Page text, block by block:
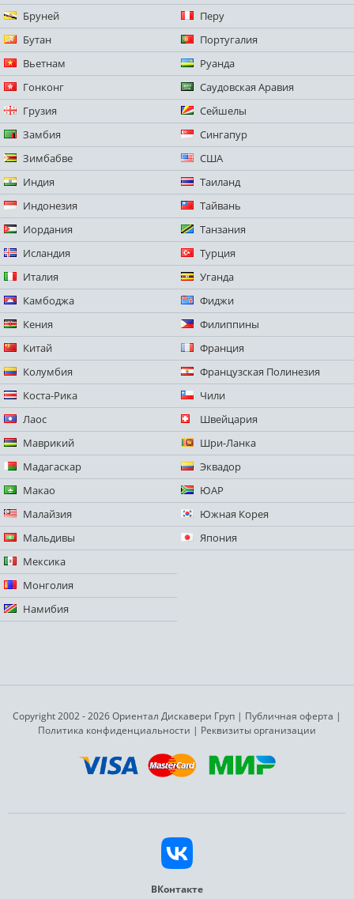
Бруней
Бутан
Вьетнам
Гонконг
Грузия
Замбия
Зимбабве
Индия
Индонезия
Иордания
Исландия
Италия
Камбоджа
Кения
Китай
Колумбия
Коста-Рика
Лаос
Маврикий
Мадагаскар
Макао
Малайзия
Мальдивы
Мексика
Монголия
Намибия
Перу
Португалия
Руанда
Саудовская Аравия
Сейшелы
Сингапур
США
Таиланд
Тайвань
Танзания
Турция
Уганда
Фиджи
Филиппины
Франция
Французская Полинезия
Чили
Швейцария
Шри-Ланка
Эквадор
ЮАР
Южная Корея
Япония
Copyright 2002 - 2026 Ориентал Дискавери Груп | Публичная оферта |
Политика конфиденциальности | Реквизиты организации
ВКонтакте